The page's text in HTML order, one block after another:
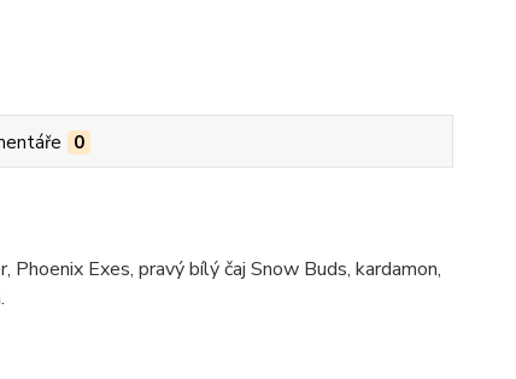
0
Exes, pravý bílý čaj Snow Buds, kardamon,